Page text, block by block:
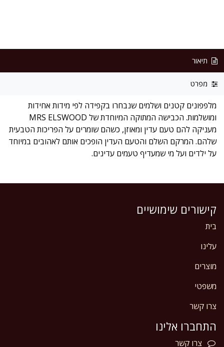
תיאור
מפרט
מלפפונים קטנים ושלמים שנבחרו בקפידה לפי מידות אחידות
ומושלמות. הכבישה המתוקה המיוחדת של MRS ELSWOOD
מעניקה להם טעם עדין ומאוזן, כשהם שומרים על הפריכות הטבעית
שלהם. המרקם השלם והטעם העדין הופכים אותם לאהובים במיוחד
על ילדים ועל מי שמעדיף טעמים עדינים.
קישורים שימושיים
בית
עלינו
מוצרים
משפטי
צרו קשר
התחברו אלינו
צרו קשר